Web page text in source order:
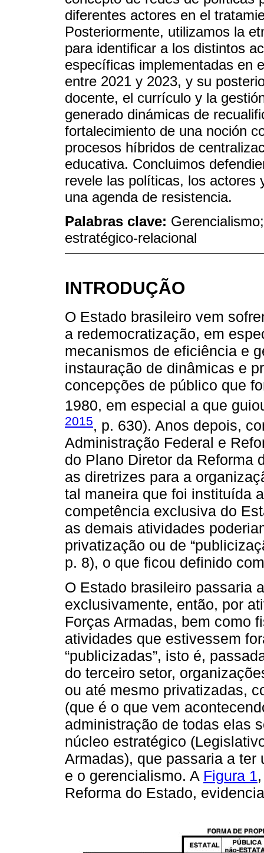
diferentes actores en el
Posteriormente, utilizamos la
para identificar a los distintos
específicas implementadas en
entre 2021 y 2023, y su
docente, el currículo y la
generado dinámicas de
fortalecimiento de una noción
procesos híbridos de
educativa. Concluimos
revele las políticas, los actores
una agenda de resistencia.
Palabras clave:
estratégico-relacional
INTRODUÇÃO
O Estado brasileiro vem
a redemocratização, em
mecanismos de eficiência e
instauração de dinâmicas e
concepções de público que
1980, em especial a que
2015, p. 630). Anos depois,
Administração Federal e
do Plano Diretor da Reforma
as diretrizes para a
tal maneira que foi instituída
competência exclusiva do
as demais atividades
privatização ou de
p. 8), o que ficou definido
O Estado brasileiro passaria
exclusivamente, então, por
Forças Armadas, bem como
atividades que estivessem
“publicizadas”, isto é,
do terceiro setor,
ou até mesmo privatizadas,
(que é o que vem
administração de todas elas
núcleo estratégico
Armadas), que passaria a
e o gerencialismo. A Figura 1
Reforma do Estado,